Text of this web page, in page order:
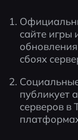
сайте игры
сбоях
публикует
серверов в